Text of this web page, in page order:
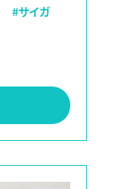
#サイガ